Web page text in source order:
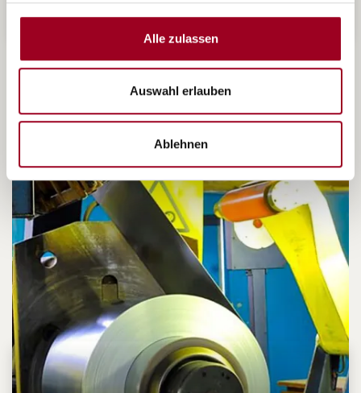
Alle zulassen
Auswahl erlauben
Ablehnen
Polytec holt die Sterne vom Himmel
weiterlesen